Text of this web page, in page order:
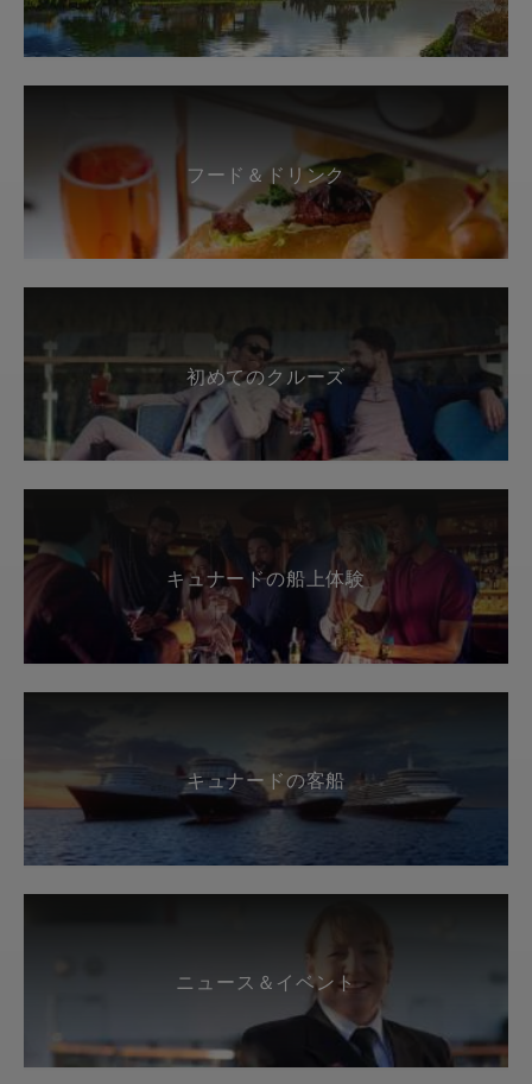
フード＆ドリンク
初めてのクルーズ
キュナードの船上体験
キュナードの客船
ニュース＆イベント